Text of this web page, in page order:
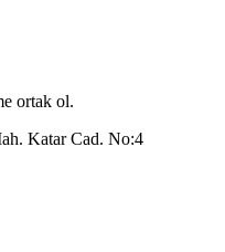
ortak ol.
Katar Cad. No:4